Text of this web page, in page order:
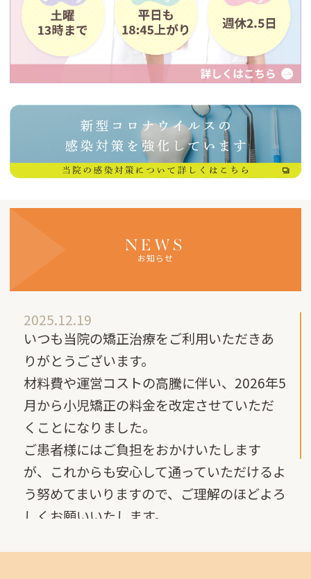
NEWS
お知らせ
2025.12.19
いつも当院の矯正治療をご利用いただきあ
りがとうございます。
材料費や運営コストの高騰に伴い、2026年5
月から小児矯正の料金を改定させていただ
くことになりました。
ご患者様にはご負担をおかけいたします
が、これからも安心して通っていただけるよ
う努めてまいりますので、ご理解のほどよろ
しくお願いいたします。
2022.11.07